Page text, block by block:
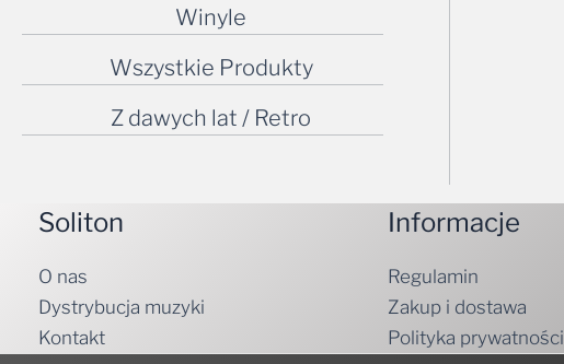
Winyle
Wszystkie Produkty
Z dawych lat / Retro
Soliton
O nas
Dystrybucja muzyki
Kontakt
Informacje
Regulamin
Zakup i dostawa
Polityka prywatności